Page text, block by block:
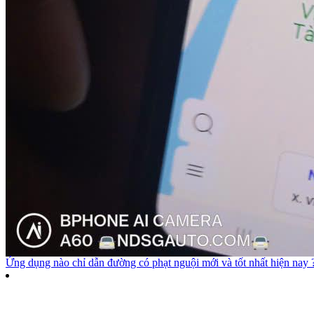
Ứng dụng nào chỉ dẫn đường có phạt nguội mới và tốt nhất hiện nay